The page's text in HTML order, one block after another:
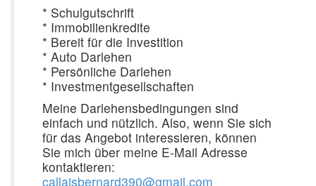
* Schulgutschrift
* Immobilienkredite
* Bereit für die Investition
* Auto Darlehen
* Persönliche Darlehen
* Investmentgesellschaften
Meine Darlehensbedingungen sind
einfach und nützlich. Also, wenn Sie sich
für das Angebot interessieren, können
Sie mich über meine E-Mail Adresse
kontaktieren:
callaisbernard390@gmail.com